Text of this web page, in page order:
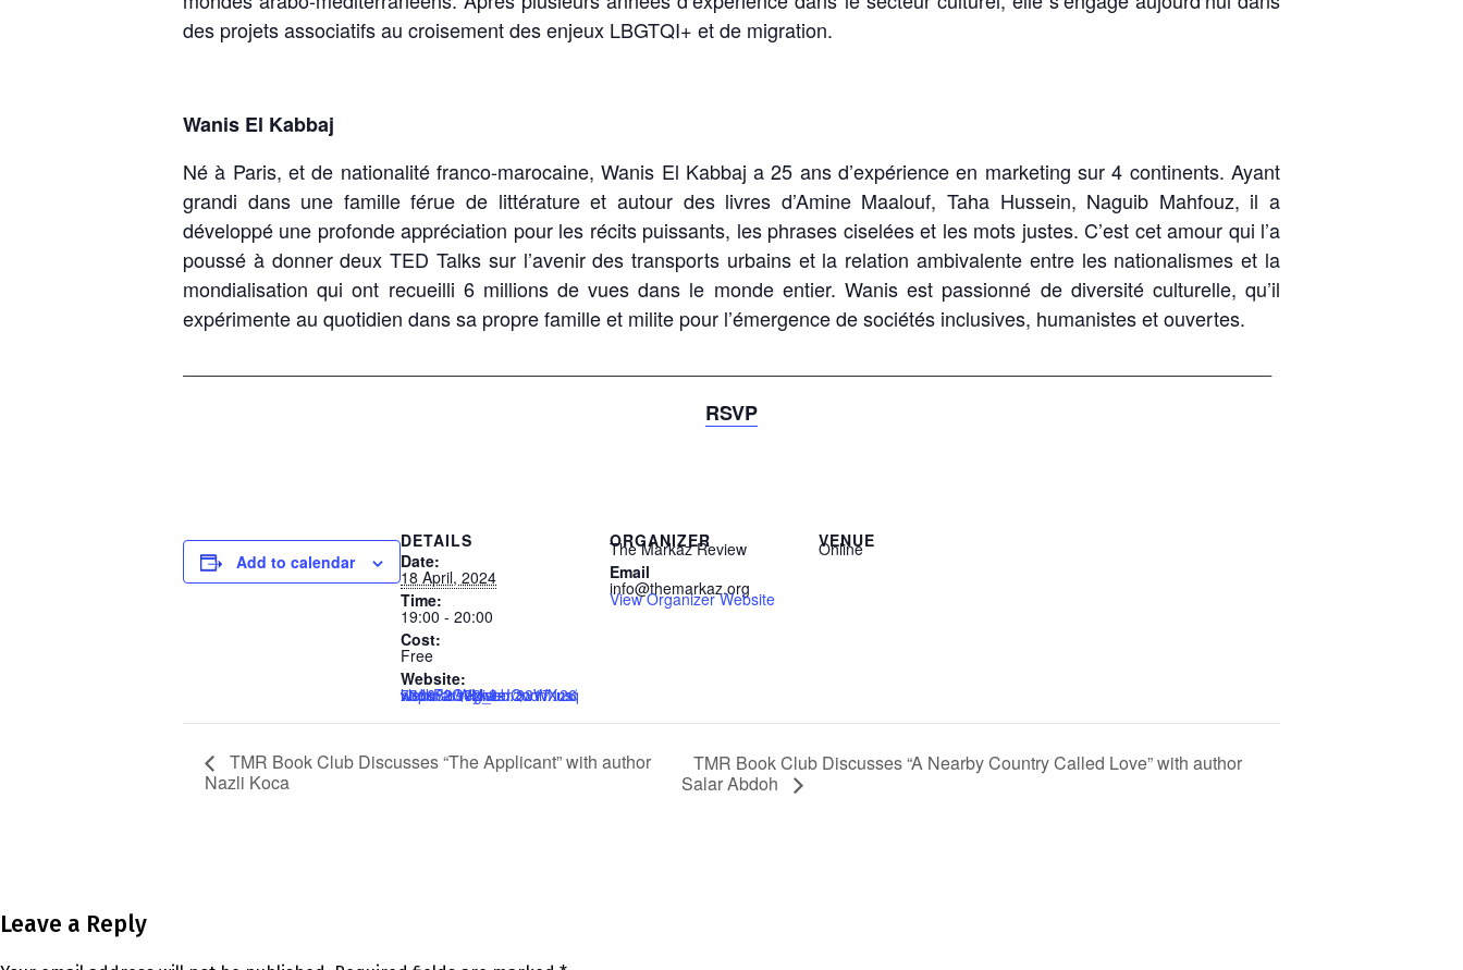
des projets associatifs au croisement des enjeux LBGTQI+ et de migration.
Wanis El Kabbaj
Né à Paris, et de nationalité franco-marocaine, Wanis El Kabbaj a 25 ans d’expérience en marketing sur 4 continents. Ayant
grandi dans une famille férue de littérature et autour des livres d’Amine Maalouf, Taha Hussein, Naguib Mahfouz, il a
développé une profonde appréciation pour les récits puissants, les phrases ciselées et les mots justes. C’est cet amour qui l’a
poussé à donner deux TED Talks sur l’avenir des transports urbains et la relation ambivalente entre les nationalismes et la
mondialisation qui ont recueilli 6 millions de vues dans le monde entier. Wanis est passionné de diversité culturelle, qu’il
expérimente au quotidien dans sa propre famille et milite pour l’émergence de sociétés inclusives, humanistes et ouvertes.
RSVP
Add to calendar
DETAILS
Date:
18 April, 2024
Time:
19:00 - 20:00
Cost:
Free
Website:
https://us02web.zoom.us/webinar/register/8317126736683/WN_L-xhdkF2Q7yh9nIQwWXmqw
ORGANIZER
The Markaz Review
Email
info@themarkaz.org
View Organizer Website
VENUE
Online
TMR Book Club Discusses “The Applicant” with author
Nazli Koca
TMR Book Club Discusses “A Nearby Country Called Love” with author
Salar Abdoh
Leave a Reply